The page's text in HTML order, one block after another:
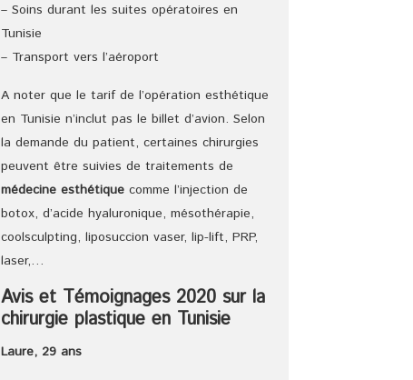
– Soins durant les suites opératoires en
Tunisie
– Transport vers l’aéroport
A noter que le tarif de l’opération esthétique
en Tunisie n’inclut pas le billet d’avion. Selon
la demande du patient, certaines chirurgies
peuvent être suivies de traitements de
médecine esthétique comme l’injection de
botox, d’acide hyaluronique, mésothérapie,
coolsculpting, liposuccion vaser, lip-lift, PRP,
laser,…
Avis et Témoignages 2020 sur la
chirurgie plastique en Tunisie
Laure, 29 ans